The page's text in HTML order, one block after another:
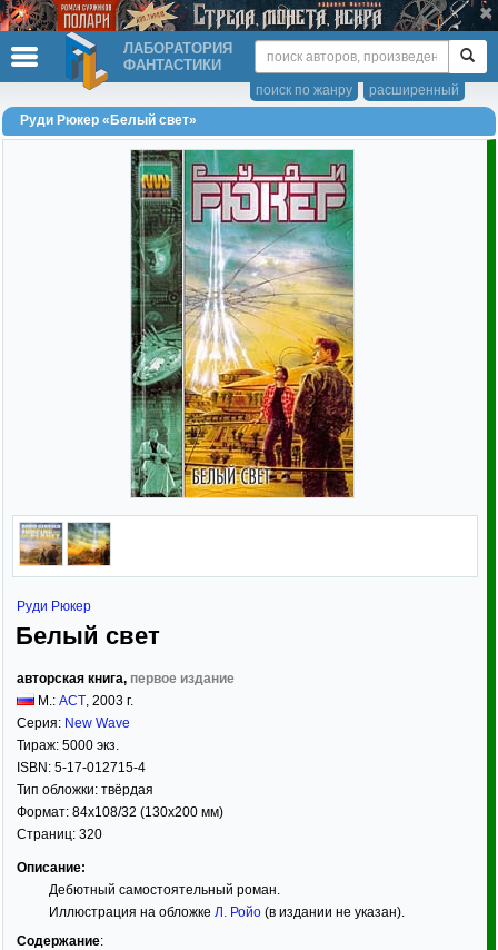
ЛАБОРАТОРИЯ
ФАНТАСТИКИ
расширенный
поиск по жанру
Руди Рюкер «Белый свет»
Руди Рюкер
Белый свет
авторская книга, первое издание
М.: АСТ, 2003 г.
Серия: New Wave
Тираж: 5000 экз.
ISBN: 5-17-012715-4
Тип обложки: твёрдая
Формат: 84x108/32 (130x200 мм)
Страниц: 320
Описание:
Дебютный самостоятельный роман.
Иллюстрация на обложке Л. Ройо(в издании не указан).
Содержание: